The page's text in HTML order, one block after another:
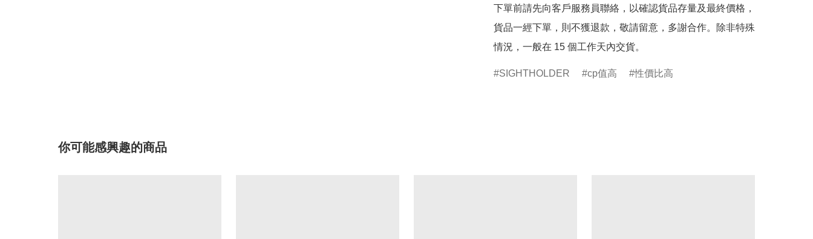
下單前請先向客戶服務員聯絡，以確認貨品存量及最終價格，
貨品一經下單，則不獲退款，敬請留意，多謝合作。除非特殊
情況，一般在 15 個工作天內交貨。
SIGHTHOLDER cp值高 性價比高
你可能感興趣的商品